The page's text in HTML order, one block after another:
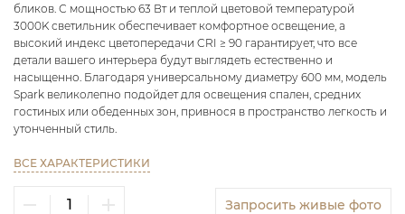
бликов. С мощностью 63 Вт и теплой цветовой температурой
3000K светильник обеспечивает комфортное освещение, а
высокий индекс цветопередачи CRI ≥ 90 гарантирует, что все
детали вашего интерьера будут выглядеть естественно и
насыщенно. Благодаря универсальному диаметру 600 мм, модель
Spark великолепно подойдет для освещения спален, средних
гостиных или обеденных зон, привнося в пространство легкость и
утонченный стиль.
ВСЕ ХАРАКТЕРИСТИКИ
Запросить живые фото